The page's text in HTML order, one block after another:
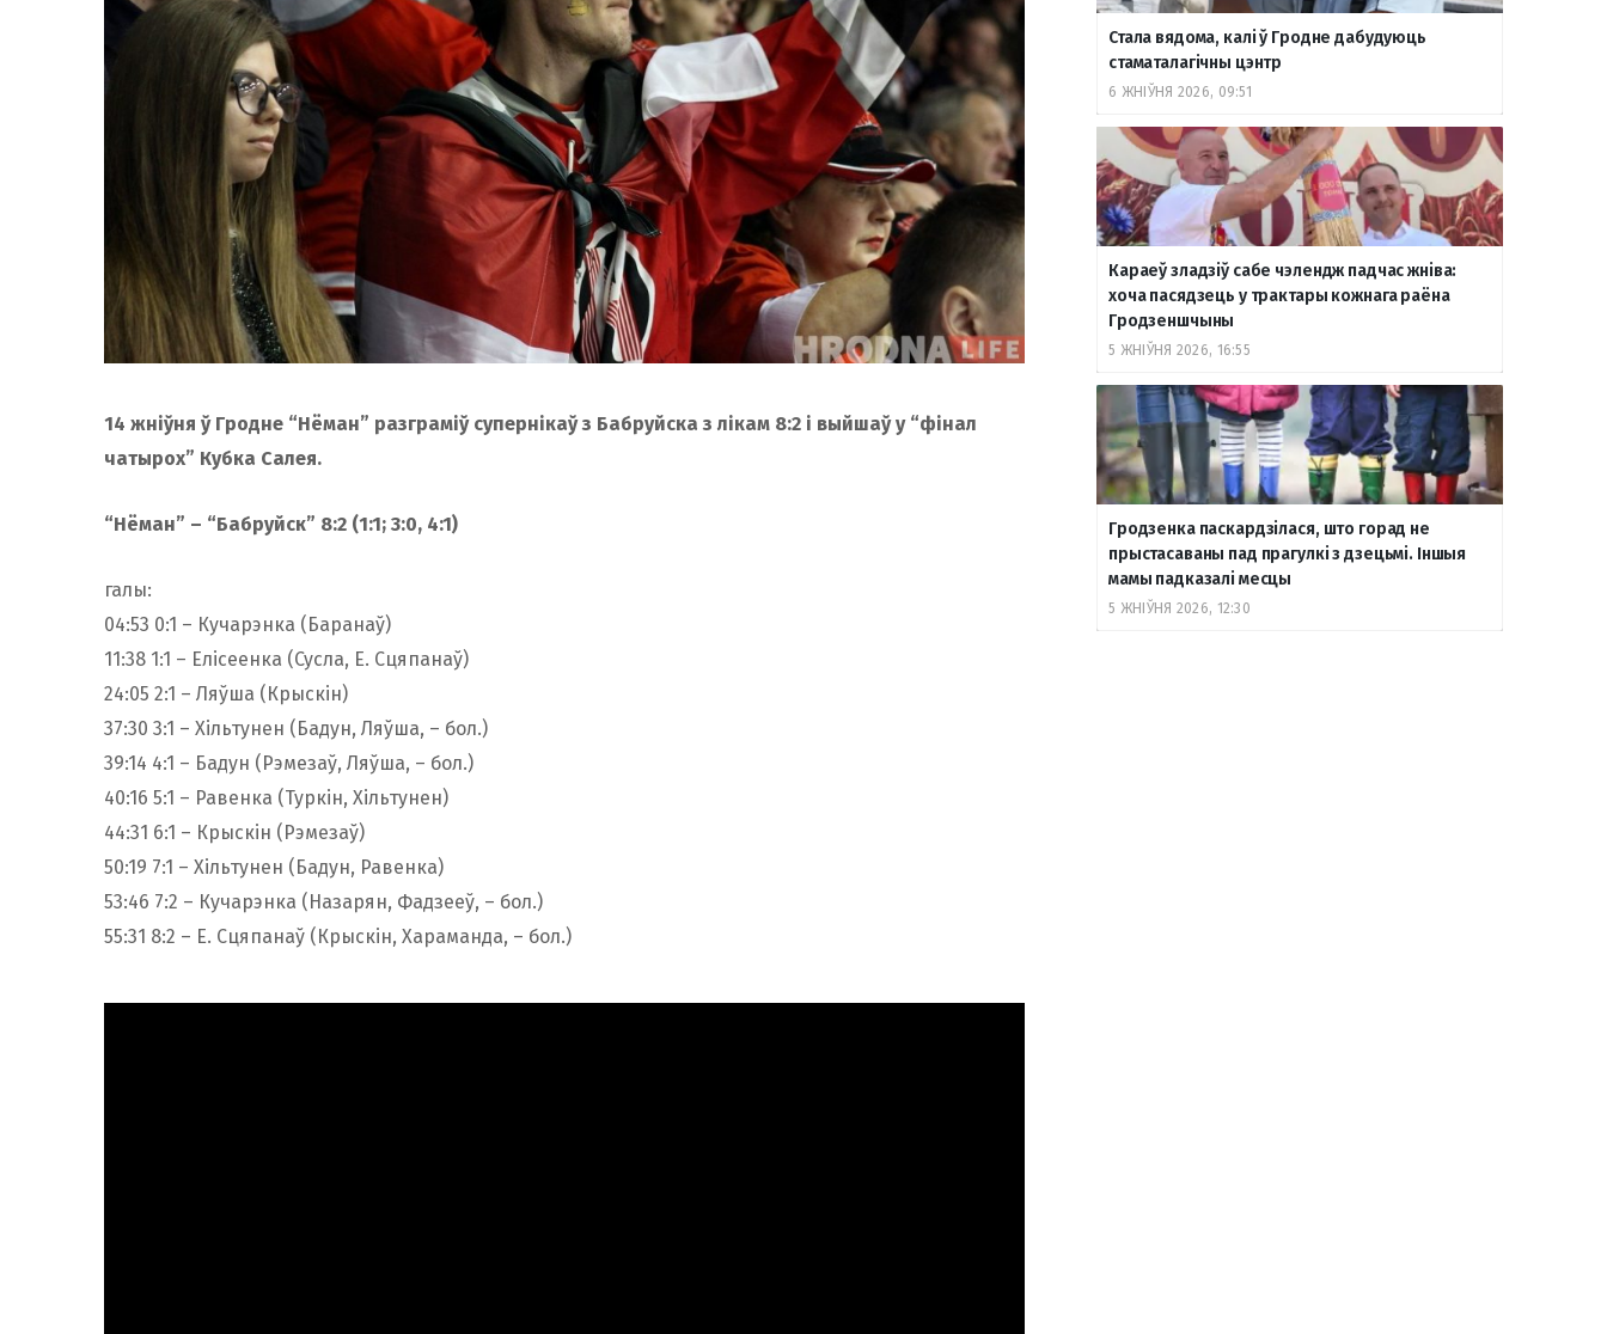
14 жніўня ў Гродне “Нёман” разграміў супернікаў з Бабруйска з лікам 8:2 і выйшаў у “фінал
чатырох” Кубка Салея.
“Нёман” – “Бабруйск” 8:2 (1:1; 3:0, 4:1)
галы:
04:53 0:1 – Кучарэнка (Баранаў)
11:38 1:1 – Елісеенка (Сусла, Е. Сцяпанаў)
24:05 2:1 – Ляўша (Крыскін)
37:30 3:1 – Хільтунен (Бадун, Ляўша, – бол.)
39:14 4:1 – Бадун (Рэмезаў, Ляўша, – бол.)
40:16 5:1 – Равенка (Туркін, Хільтунен)
44:31 6:1 – Крыскін (Рэмезаў)
50:19 7:1 – Хільтунен (Бадун, Равенка)
53:46 7:2 – Кучарэнка (Назарян, Фадзееў, – бол.)
55:31 8:2 – Е. Сцяпанаў (Крыскін, Хараманда, – бол.)
Стала вядома, калі ў Гродне дабудуюць
стаматалагічны цэнтр
6 ЖНІЎНЯ 2026, 09:51
Караеў зладзіў сабе чэлендж падчас жніва:
хоча пасядзець у трактары кожнага раёна
Гродзеншчыны
5 ЖНІЎНЯ 2026, 16:55
Гродзенка паскардзілася, што горад не
прыстасаваны пад прагулкі з дзецьмі. Іншыя
мамы падказалі месцы
5 ЖНІЎНЯ 2026, 12:30